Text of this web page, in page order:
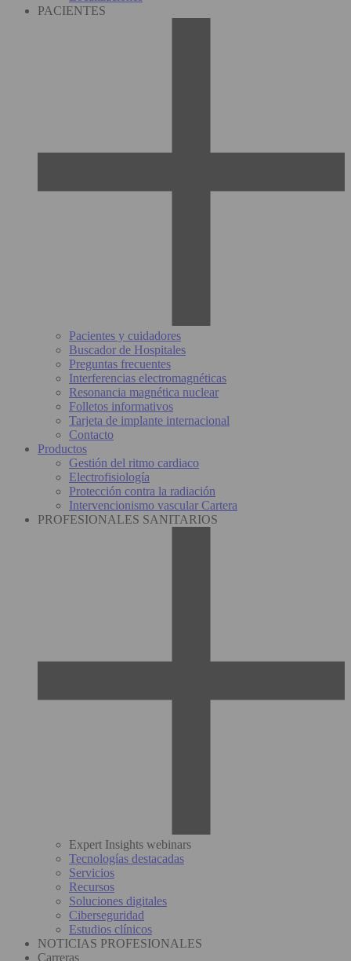
PACIENTES
Pacientes y cuidadores
Buscador de Hospitales
Preguntas frecuentes
Interferencias electromagnéticas
Resonancia magnética nuclear
Folletos informativos
Tarjeta de implante internacional
Contacto
Productos
Gestión del ritmo cardiaco
Electrofisiología
Protección contra la radiación
Intervencionismo vascular Cartera
PROFESIONALES SANITARIOS
Expert Insights webinars
Tecnologías destacadas
Servicios
Recursos
Soluciones digitales
Ciberseguridad
Estudios clínicos
NOTICIAS PROFESIONALES
Carreras